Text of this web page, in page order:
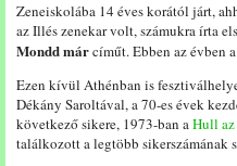
Zeneiskolába 14 éves korától járt,
az Illés zenekar volt, számukra írta
Mondd márcíműt. Ebben az évben a
Ezen kívül Athénban is
Dékány Saroltával, a 70-es évek
következő sikere, 1973-ban aHull
találkozott a legtöbb sikerszámának